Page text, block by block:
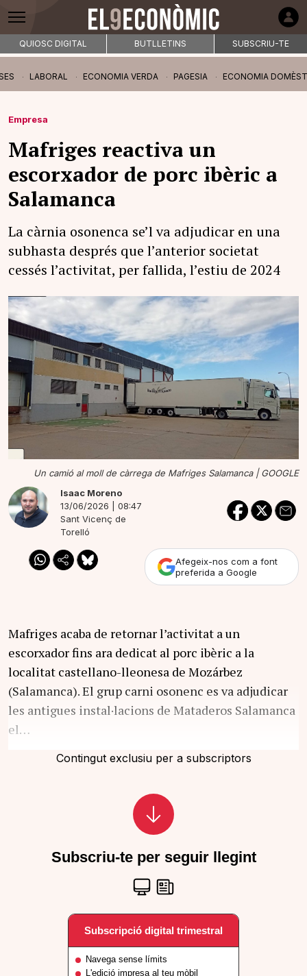
QUIOSC DIGITAL BUTLLETINS SUBSCRIU-TE
LABORAL ECONOMIA VERDA PAGESIA ECONOMIA
Empresa
Mafriges reactiva un
escorxador de porc ibèric a
Salamanca
La càrnia osonenca se’l va adjudicar en una
subhasta després que l’anterior societat
cessés l’activitat, per fallida, l’estiu de 2024
Un camió al moll de càrrega de Mafriges Salamanca |GOOGLE
Isaac Moreno
13/06/2026 | 08:47
Sant Vicenç de
Torelló
Afegeix-nos com a font
preferida a Google
Mafriges acaba de retornar l’activitat a un
escorxador fins ara dedicat al porc ibèric a la
localitat castellano-lleonesa de Mozárbez
(Salamanca). El grup carni osonenc es va adjudicar
les antigues instal·lacions de Mataderos Salamanca
el…
Contingut exclusiu per a subscriptors